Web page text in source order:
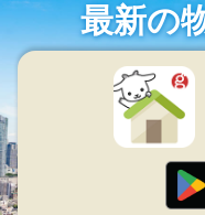
最新の